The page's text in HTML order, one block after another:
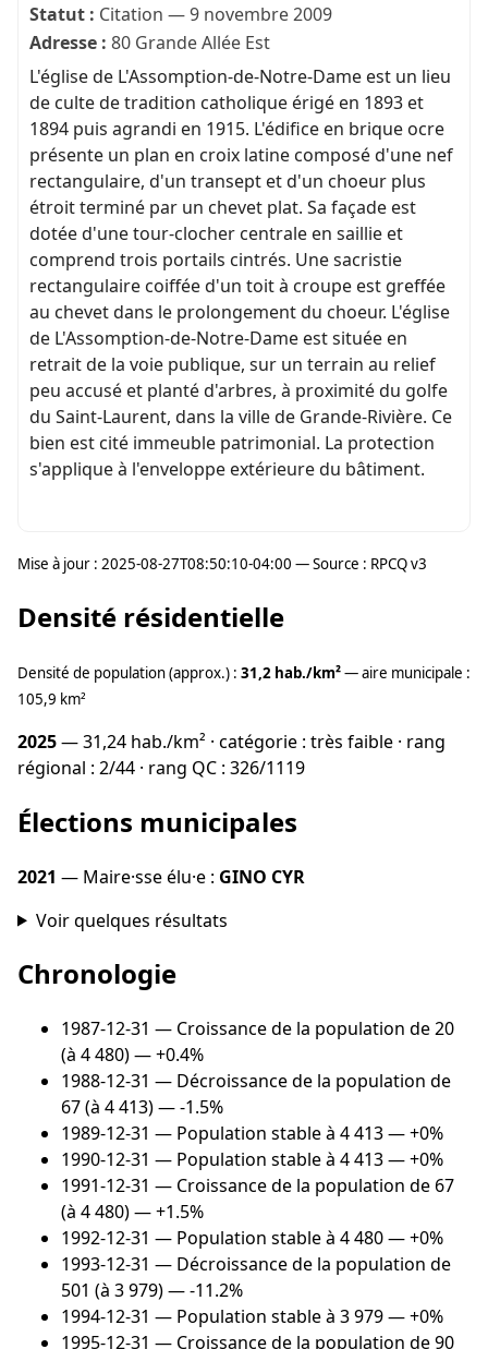
Statut : Citation — 9 novembre 2009
Adresse : 80 Grande Allée Est
L'église de L'Assomption-de-Notre-Dame est un lieu
de culte de tradition catholique érigé en 1893 et
1894 puis agrandi en 1915. L'édifice en brique ocre
présente un plan en croix latine composé d'une nef
rectangulaire, d'un transept et d'un choeur plus
étroit terminé par un chevet plat. Sa façade est
dotée d'une tour-clocher centrale en saillie et
comprend trois portails cintrés. Une sacristie
rectangulaire coiffée d'un toit à croupe est greffée
au chevet dans le prolongement du choeur. L'église
de L'Assomption-de-Notre-Dame est située en
retrait de la voie publique, sur un terrain au relief
peu accusé et planté d'arbres, à proximité du golfe
du Saint-Laurent, dans la ville de Grande-Rivière. Ce
bien est cité immeuble patrimonial. La protection
s'applique à l'enveloppe extérieure du bâtiment.
Mise à jour : 2025-08-27T08:50:10-04:00 — Source : RPCQ v3
Densité résidentielle
Densité de population (approx.) : 31,2 hab./km²— aire municipale :
105,9 km²
2025— 31,24 hab./km² · catégorie : très faible · rang
régional : 2/44 · rang QC : 326/1119
Élections municipales
2021 — Maire·sse élu·e : GINO CYR
Voir quelques résultats
Chronologie
1987-12-31 — Croissance de la population de 20
(à 4 480) — +0.4%
1988-12-31 — Décroissance de la population de
67 (à 4 413) — -1.5%
1989-12-31 — Population stable à 4 413 — +0%
1990-12-31 — Population stable à 4 413 — +0%
1991-12-31 — Croissance de la population de 67
(à 4 480) — +1.5%
1992-12-31 — Population stable à 4 480 — +0%
1993-12-31 — Décroissance de la population de
501 (à 3 979) — -11.2%
1994-12-31 — Population stable à 3 979 — +0%
1995-12-31 — Croissance de la population de 90